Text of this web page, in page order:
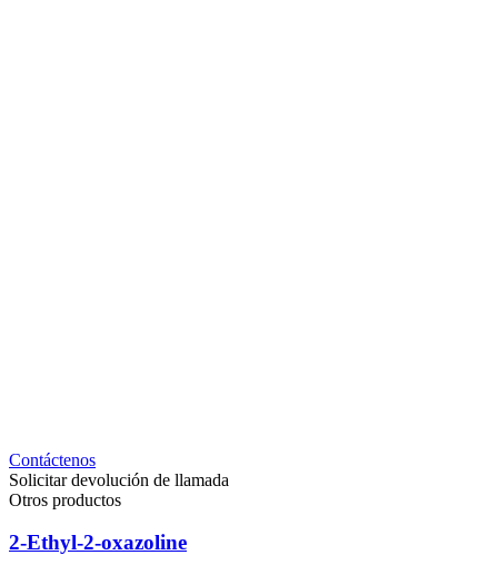
Contáctenos
Solicitar devolución de llamada
Otros productos
2-Ethyl-2-oxazoline